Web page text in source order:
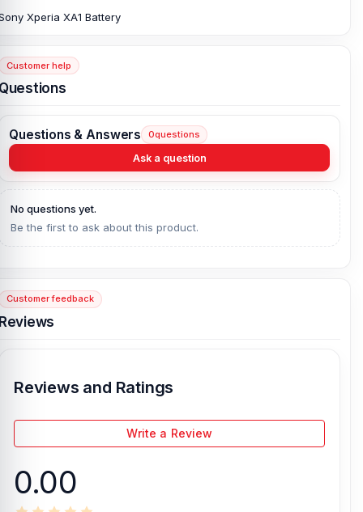
Xperia XA1 Battery
Customer help
Questions & Answers 0questions
Ask a question
No questions yet.
Be the first to ask about this product.
Customer feedback
Reviews and Ratings
Write a Review
0.00